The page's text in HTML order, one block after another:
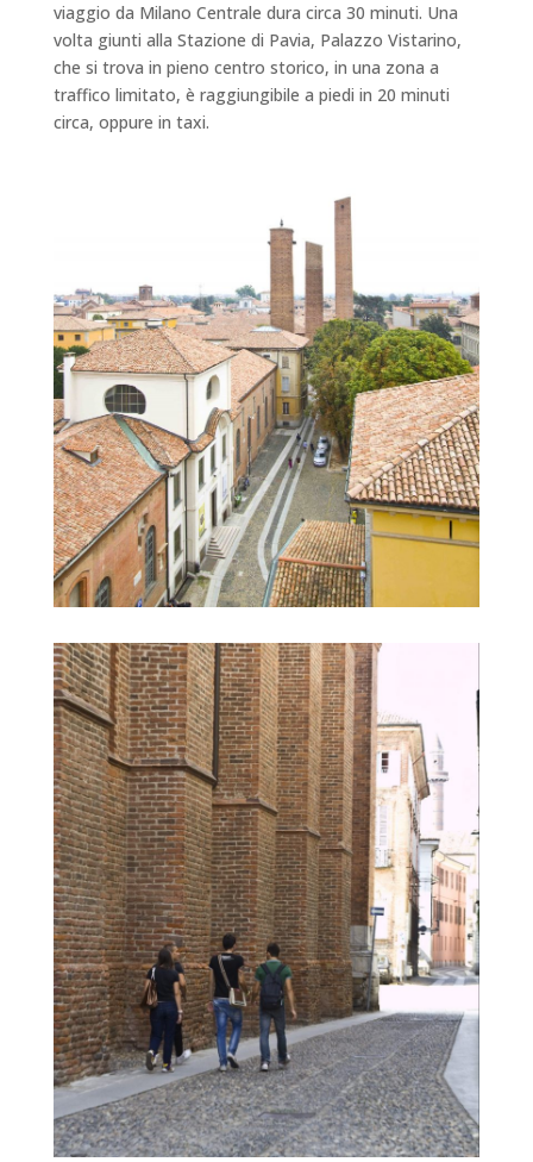
viaggio da Milano Centrale dura circa 30 minuti. Una
volta giunti alla Stazione di Pavia, Palazzo Vistarino,
che si trova in pieno centro storico, in una zona a
traffico limitato, è raggiungibile a piedi in 20 minuti
circa, oppure in taxi.